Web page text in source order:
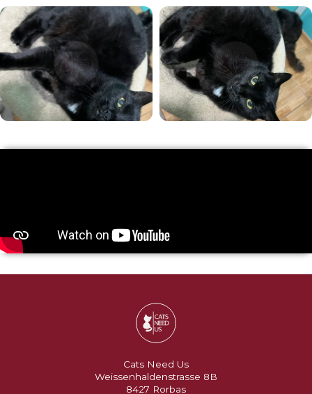
Cats Need Us
Weissenhaldenstrasse 8B
8427 Rorbas